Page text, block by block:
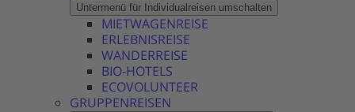
Untermenü für Individualreisen umschalten
MIETWAGENREISE
ERLEBNISREISE
WANDERREISE
BIO-HOTELS
ECOVOLUNTEER
GRUPPENREISEN